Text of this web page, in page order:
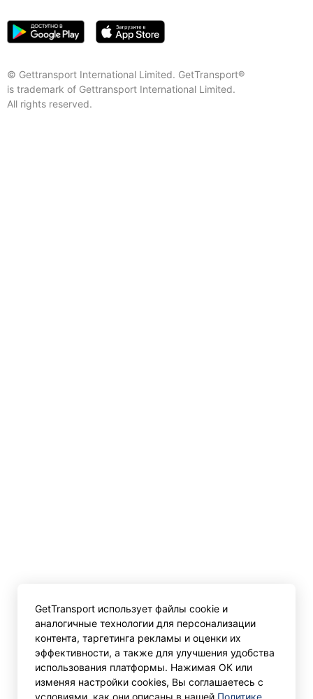
© Gettransport International Limited. GetTransport®
is trademark of Gettransport International Limited.
All rights reserved.
GetTransport использует файлы cookie и
аналогичные технологии для персонализации
контента, таргетинга рекламы и оценки их
эффективности, а также для улучшения удобства
использования платформы. Нажимая ОК или
изменяя настройки cookies, Вы соглашаетесь с
условиями, как они описаны в нашей Политике